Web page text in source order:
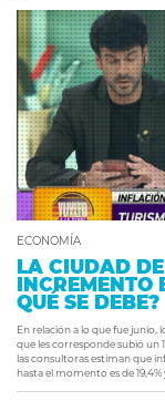
ECONOMÍA
LA CIUDAD
INCREMENTO
QUÉ SE DEBE?
En relación a lo que fue junio,
que les corresponde subió un
las consultoras estiman que
hasta el momento es de 19,4%